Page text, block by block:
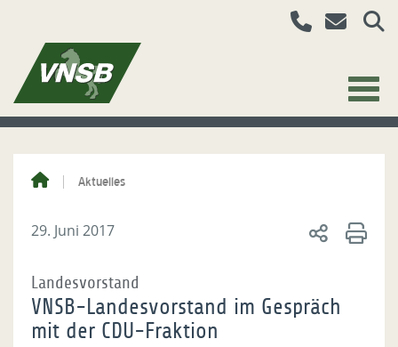
Aktuelles
29. Juni 2017
Landesvorstand
VNSB-Landesvorstand im Gespräch
mit der CDU-Fraktion